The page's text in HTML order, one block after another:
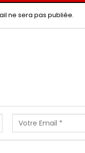
ne sera pas publiée.